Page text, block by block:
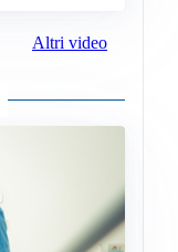
Altri video